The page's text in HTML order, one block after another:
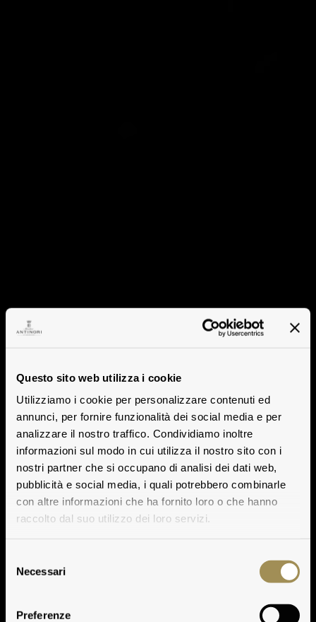
Questo sito web utilizza i cookie
Utilizziamo i cookie per personalizzare contenuti ed
annunci, per fornire funzionalità dei social media e per
analizzare il nostro traffico. Condividiamo inoltre
informazioni sul modo in cui utilizza il nostro sito con i
nostri partner che si occupano di analisi dei dati web,
pubblicità e social media, i quali potrebbero combinarle
con altre informazioni che ha fornito loro o che hanno
raccolto dal suo utilizzo dei loro servizi.
delNecessari
Preferenze